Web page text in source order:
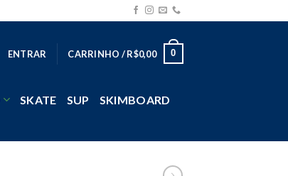
ENTRAR CARRINHO /R$0,00 0
SKATE SUP SKIMBOARD